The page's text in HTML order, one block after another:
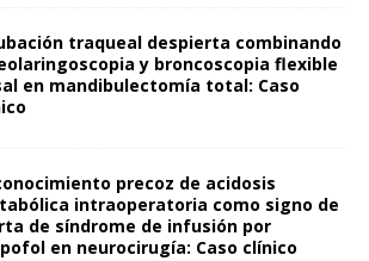
traqueal despierta combinando
y broncoscopia flexible
en mandibulectomía total: Caso
precoz de acidosis
intraoperatoria como signo de
de síndrome de infusión por
en neurocirugía: Caso clínico